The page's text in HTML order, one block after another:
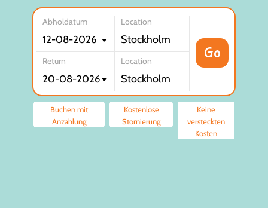
Abholdatum Location
Go
Return Location
Buchen mit
Anzahlung
Kostenlose
Stornierung
Keine
versteckten
Kosten